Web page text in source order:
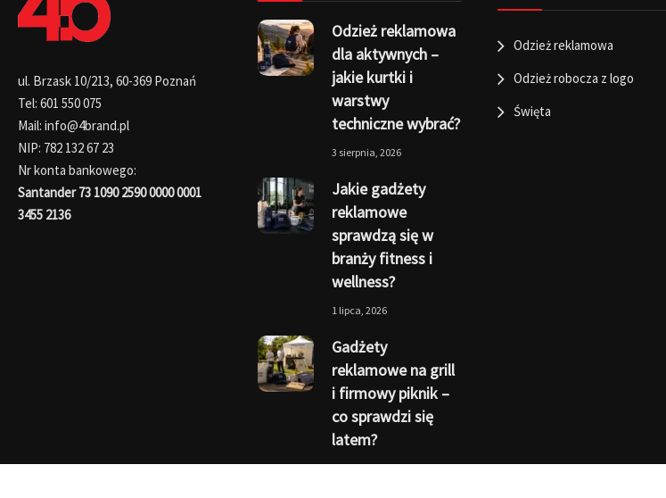
ul. Brzask 10/213, 60-369 Poznań
Tel: 601 550 075
Mail: info@4brand.pl
NIP: 782 132 67 23
Nr konta bankowego:
Santander 73 1090 2590 0000 0001
3455 2136
Odzież reklamowa
dla aktywnych –
jakie kurtki i
warstwy
techniczne wybrać?
3 sierpnia, 2026
Jakie gadżety
reklamowe
sprawdzą się w
branży fitness i
wellness?
1 lipca, 2026
Gadżety
reklamowe na grill
i firmowy piknik –
co sprawdzi się
latem?
1 czerwca, 2026
Odzież reklamowa
Odzież robocza z logo
Święta